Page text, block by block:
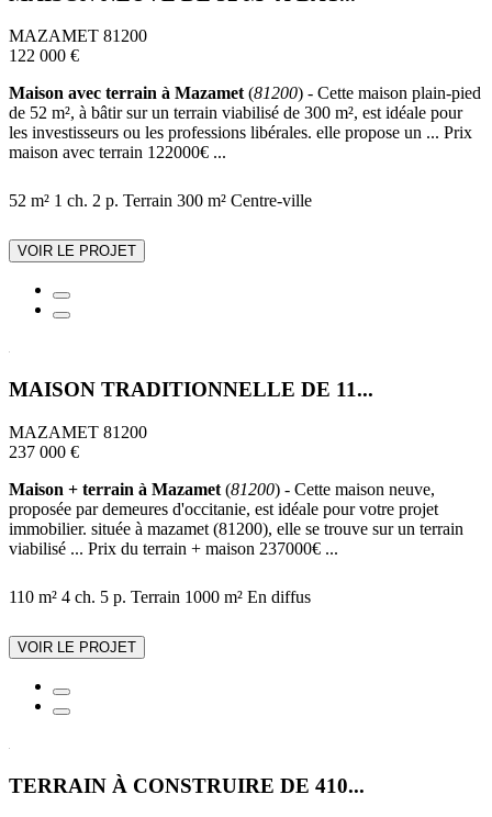
MAZAMET 81200
122 000 €
Maison avec terrain à Mazamet (81200) - Cette maison plain-pied
de 52 m², à bâtir sur un terrain viabilisé de 300 m², est idéale pour
les investisseurs ou les professions libérales. elle propose un ... Prix
maison avec terrain 122000€ ...
52 m² 1 ch. 2 p. Terrain 300 m² Centre-ville
VOIR LE PROJET
MAISON TRADITIONNELLE DE 11...
MAZAMET 81200
237 000 €
Maison + terrain à Mazamet (81200) - Cette maison neuve,
proposée par demeures d'occitanie, est idéale pour votre projet
immobilier. située à mazamet (81200), elle se trouve sur un terrain
viabilisé ... Prix du terrain + maison 237000€ ...
110 m² 4 ch. 5 p. Terrain 1000 m² En diffus
VOIR LE PROJET
TERRAIN À CONSTRUIRE DE 410...